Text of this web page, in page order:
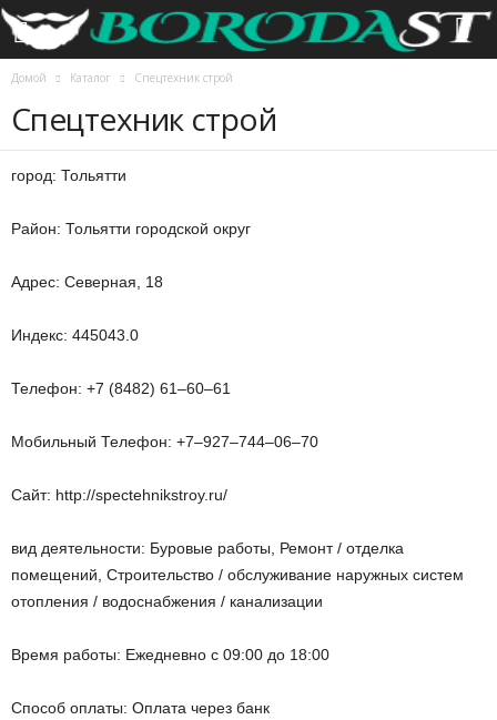
Домой Каталог Спецтехник строй
Спецтехник строй
город: Тольятти
Район: Тольятти городской округ
Адрес: Северная, 18
Индекс: 445043.0
Телефон: +7 (8482) 61‒60‒61
Мобильный Телефон: +7‒927‒744‒06‒70
Сайт: http://spectehnikstroy.ru/
вид деятельности: Буровые работы, Ремонт / отделка
помещений, Строительство / обслуживание наружных систем
отопления / водоснабжения / канализации
Время работы: Ежедневно с 09:00 до 18:00
Способ оплаты: Оплата через банк